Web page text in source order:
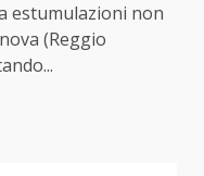
estumulazioni non
(Reggio